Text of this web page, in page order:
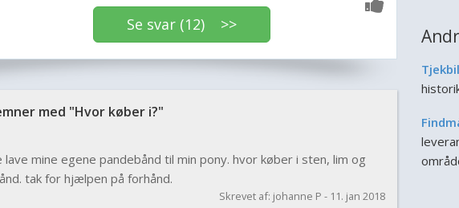
Se svar (12) >>
med "Hvor køber i?"
mine egene pandebånd til min pony. hvor køber i sten, lim og
tak for hjælpen på forhånd.
Skrevet af: johanne P - 11. jan 2018
Tjekbil